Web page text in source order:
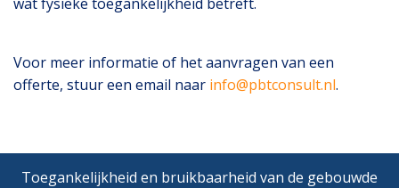
Voor meer informatie of het aanvragen van een
offerte, stuur een email naar info@pbtconsult.nl.
Toegankelijkheid en bruikbaarheid van de gebouwde